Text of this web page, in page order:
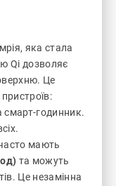
яка стала
Qi дозволяє
Це
годинник.
мають
та можуть
Це незамінна